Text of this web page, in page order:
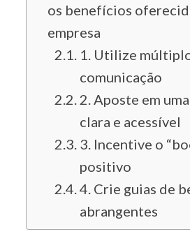
os benefícios
empresa
1. Utilize
comunicação
2. Aposte em
clara e acessível
3. Incentive o
positivo
4. Crie guias de
abrangentes